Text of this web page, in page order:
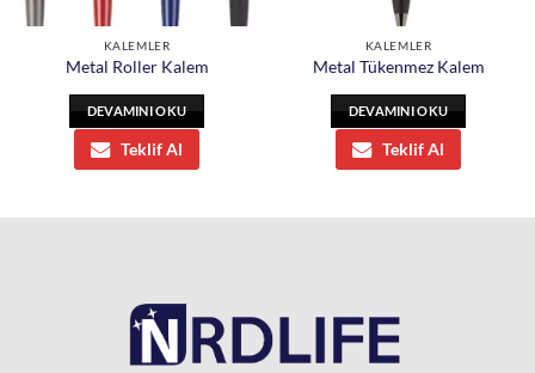
KALEMLER
Metal Roller Kalem
DEVAMINI OKU
Teklif Al
KALEMLER
Metal Tükenmez Kalem
DEVAMINI OKU
Teklif Al